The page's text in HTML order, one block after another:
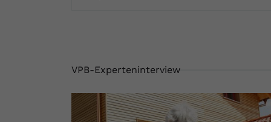
VPB-Experteninterview